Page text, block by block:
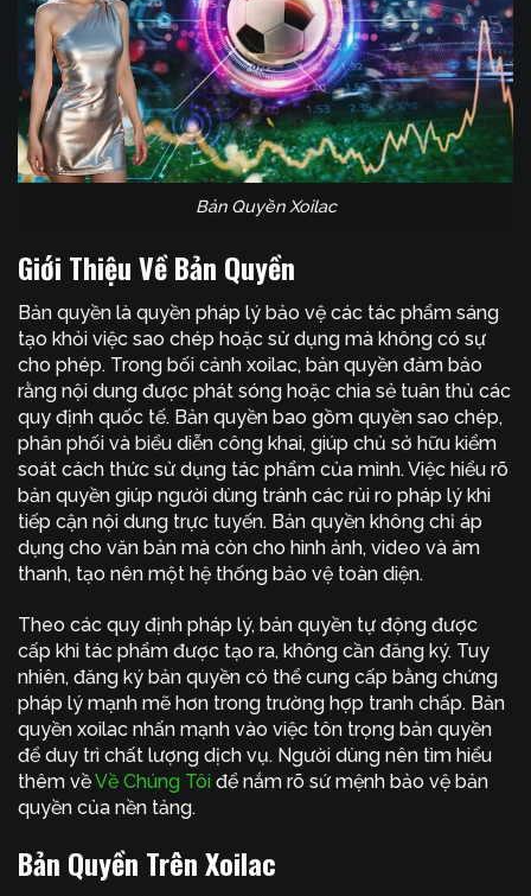
Bản Quyền Xoilac
Giới Thiệu Về Bản Quyền
Bản quyền là quyền pháp lý bảo vệ các tác phẩm sáng
tạo khỏi việc sao chép hoặc sử dụng mà không có sự
cho phép. Trong bối cảnh xoilac, bản quyền đảm bảo
rằng nội dung được phát sóng hoặc chia sẻ tuân thủ các
quy định quốc tế. Bản quyền bao gồm quyền sao chép,
phân phối và biểu diễn công khai, giúp chủ sở hữu kiểm
soát cách thức sử dụng tác phẩm của mình. Việc hiểu rõ
bản quyền giúp người dùng tránh các rủi ro pháp lý khi
tiếp cận nội dung trực tuyến. Bản quyền không chỉ áp
dụng cho văn bản mà còn cho hình ảnh, video và âm
thanh, tạo nên một hệ thống bảo vệ toàn diện.
Theo các quy định pháp lý, bản quyền tự động được
cấp khi tác phẩm được tạo ra, không cần đăng ký. Tuy
nhiên, đăng ký bản quyền có thể cung cấp bằng chứng
pháp lý mạnh mẽ hơn trong trường hợp tranh chấp. Bản
quyền xoilac nhấn mạnh vào việc tôn trọng bản quyền
để duy trì chất lượng dịch vụ. Người dùng nên tìm hiểu
thêm vềVề Chúng Tôi để nắm rõ sứ mệnh bảo vệ bản
quyền của nền tảng.
Bản Quyền Trên Xoilac